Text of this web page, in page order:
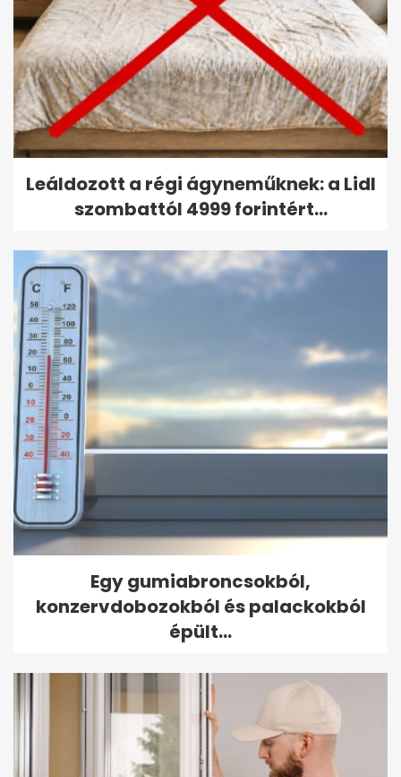
Leáldozott a régi ágyneműknek: a Lidl
szombattól 4999 forintért...
Egy gumiabroncsokból,
konzervdobozokból és palackokból
épült...